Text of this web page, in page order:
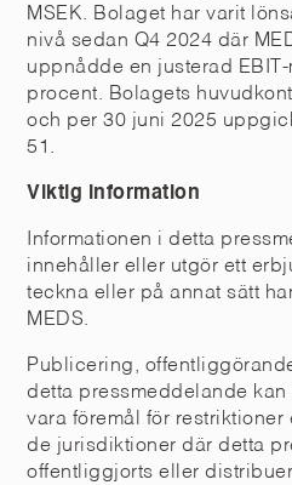
MSEK. Bolaget har varit
nivå sedan Q4 2024 där
uppnådde en justerad
procent. Bolagets
och per 30 juni 2025
51.
Viktig information
Informationen i detta
innehåller eller utgör ett
teckna eller på annat sätt
MEDS.
Publicering,
detta pressmeddelande
vara föremål för
de jurisdiktioner där detta
offentliggjorts eller